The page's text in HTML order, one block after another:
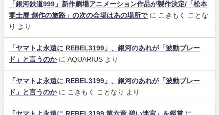
「銀河鉄道999」新作劇場アニメーション作品が製作決定/「松本
零士展 創作の旅路」の次の会場はあの場所でに こきもく ことな
り
より
「ヤマトよ永遠に REBEL3199」、銀河のあれが「波動ブレー
ド」と言うのかに AQUARIUS より
「ヤマトよ永遠に REBEL3199」、銀河のあれが「波動ブレー
ド」と言うのかに こきもく ことなり より